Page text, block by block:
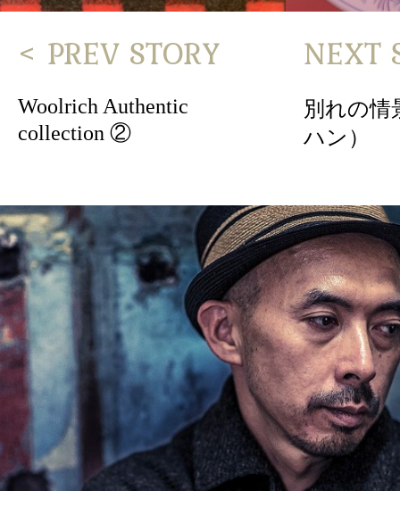
< PREV STORY
Woolrich Authentic
collection ②
NEXT
別れの情
ハン）